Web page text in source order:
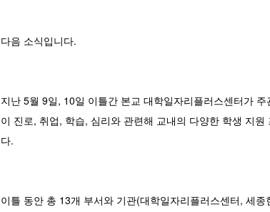
다음 소식입니다.
지난 5월 9일, 10일 이틀간 본교 대학일자리플러스센터가
이 진로, 취업, 학습, 심리와 관련해 교내의 다양한 학생 지
다.
이틀 동안 총 13개 부서와 기관(대학일자리플러스센터, 세